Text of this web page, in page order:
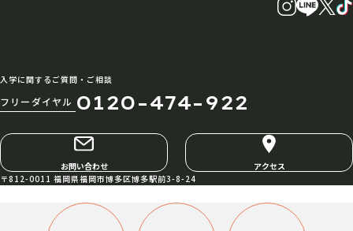
入学に関するご質問・ご相談
フリーダイヤル 0120-474-922
お問い合わせ
アクセス
〒812-0011 福岡県福岡市博多区博多駅前3-8-24